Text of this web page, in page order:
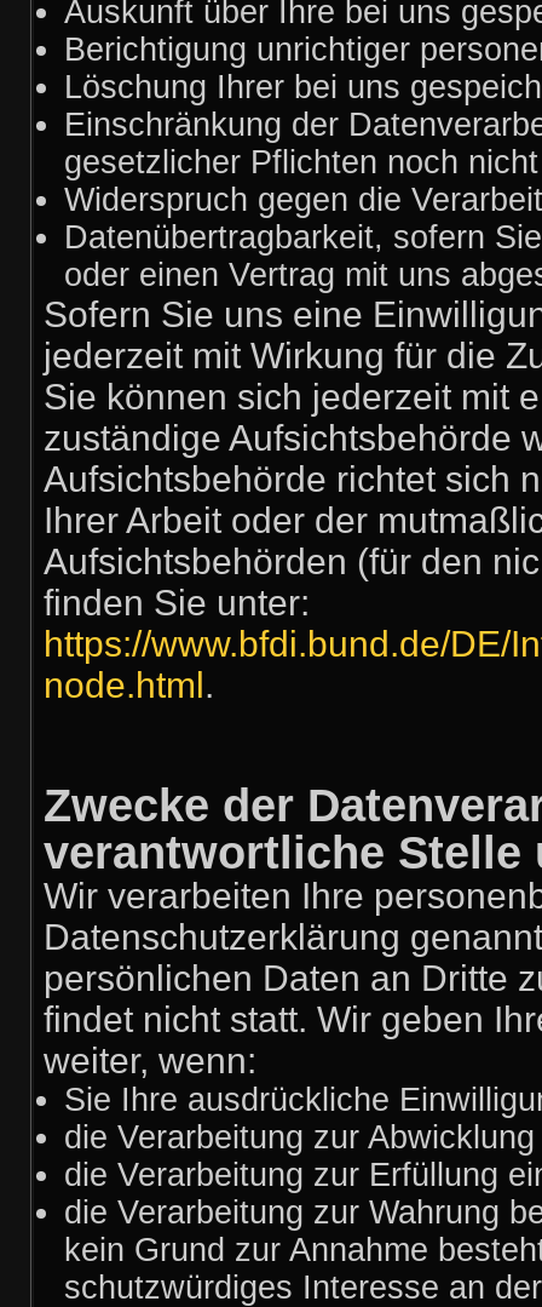
Auskunft über Ihre bei uns
Berichtigung unrichtiger
Löschung Ihrer bei uns
Einschränkung der
gesetzlicher Pflichten noch
Widerspruch gegen die
Datenübertragbarkeit, sofern
oder einen Vertrag mit uns
Sofern Sie uns eine
jederzeit mit Wirkung für die
Sie können sich jederzeit mit
zuständige Aufsichtsbehörde
Aufsichtsbehörde richtet sich
Ihrer Arbeit oder der
Aufsichtsbehörden (für den
finden Sie unter:
https://www.bfdi.bund.de/DE/
node.html.
Zwecke der
verantwortliche Stelle
Wir verarbeiten Ihre
Datenschutzerklärung
persönlichen Daten an Dritte
findet nicht statt. Wir geben
weiter, wenn:
Sie Ihre ausdrückliche
die Verarbeitung zur
die Verarbeitung zur Erfüllung
die Verarbeitung zur Wahrung
kein Grund zur Annahme
schutzwürdiges Interesse an